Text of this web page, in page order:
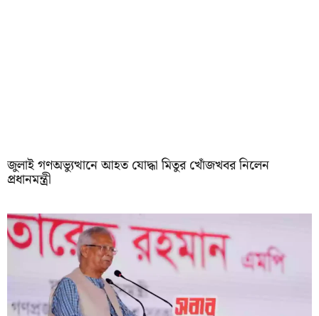
জুলাই গণঅভ্যুত্থানে আহত যোদ্ধা মিতুর খোঁজখবর নিলেন
প্রধানমন্ত্রী